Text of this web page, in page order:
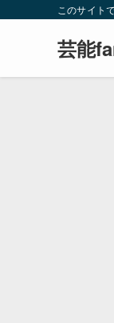
このサイト
芸能